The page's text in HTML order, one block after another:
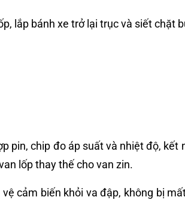
lắp bánh xe trở lại trục và siết chặt
pin, chip đo áp suất và nhiệt độ,
lốp thay thế cho van zin.
cảm biến khỏi va đập, không bị